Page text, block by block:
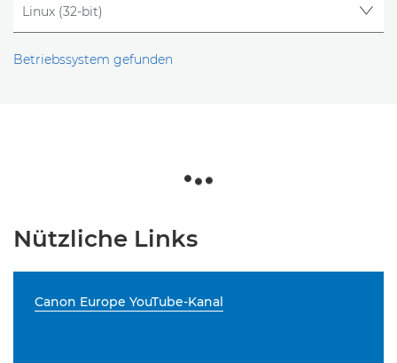
Betriebssystem gefunden
Nützliche Links
Canon Europe YouTube-Kanal